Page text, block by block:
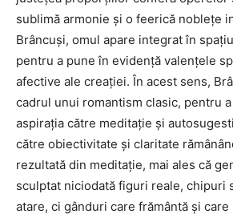
sublimă armonie şi o feerică nobleţe
Brâncuşi, omul apare integrat în
pentru a pune în evidenţă valenţele
afective ale creaţiei. În acest sens,
cadrul unui romantism clasic, pentru
aspiraţia către meditaţie şi
către obiectivitate şi claritate
rezultată din meditaţie, mai ales că
sculptat niciodată figuri reale, chipuri
atare, ci gânduri care frământă şi